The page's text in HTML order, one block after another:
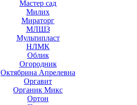
Мастер сад
Милих
Мираторг
МЛШЗ
Мультипласт
НЛМК
Облик
Огородник
Октябрина Апрелевна
Оргавит
Органик Микс
Ортон